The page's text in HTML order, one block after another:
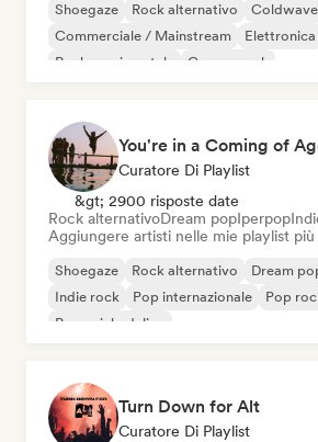
Shoegaze Rock alternativo
Coldwave
Commerciale / Mainstream
Elettronica
Rock sperimentale
Garage rock
You're in a Coming of
Curatore Di Playlist
&gt; 2900 risposte date
Rock alternativoDream popIperpop
Aggiungere artisti nelle mie playlist più
Shoegaze Rock alternativo Dream
Indie rock
Pop internazionale
Pop
Pop psichedelico
Turn Down for Alt
Curatore Di Playlist